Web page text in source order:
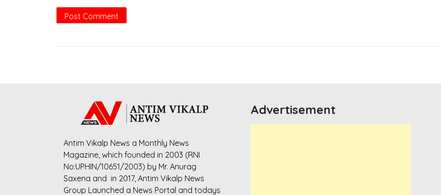
Antim Vikalp News a Monthly News
Magazine, which founded in 2003 (RNI
No:UPHIN/10651/2003) by Mr. Anurag
Saxena and in 2017, Antim Vikalp News
Group Launched a News Portal and todays
Advertisement